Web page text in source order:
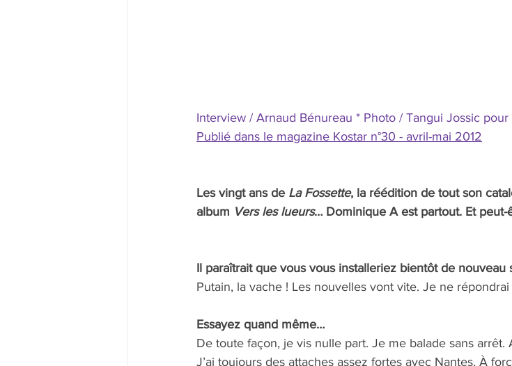
Interview / Arnaud Bénureau * Photo / Tangui Jossic pour
Publié dans le magazine Kostar n°30 - avril-mai 2012
Les vingt ans de La Fossette, la réédition de tout son
album Vers les lueurs… Dominique A est partout. Et peut-
Il paraîtrait que vous vous installeriez bientôt de nouveau
Putain, la vache ! Les nouvelles vont vite. Je ne
Essayez quand même…
De toute façon, je vis nulle part. Je me balade sans
J’ai toujours des attaches assez fortes avec Nantes. À